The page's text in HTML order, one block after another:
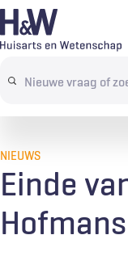
Overslaan
en
de Search
terms
NIEUWS
Einde
Hofmans